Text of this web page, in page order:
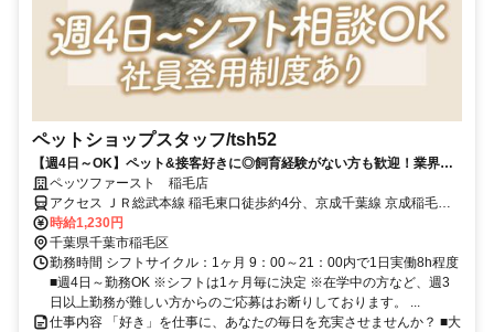
ペットショップスタッフ/tsh52
【週4日～OK】ペット&接客好きに◎飼育経験がない方も歓迎！業界大
手で正社員登用あり＊未経験スタートのスタッフ多数活躍中！
ペッツファースト 稲毛店
アクセス ＪＲ総武本線 稲毛東口徒歩約4分、京成千葉線 京成稲毛徒
歩約12分、京成千葉線 みどり台徒歩約23分
時給1,230円
千葉県千葉市稲毛区
勤務時間 シフトサイクル：1ヶ月 9：00～21：00内で1日実働8h程度
■週4日～勤務OK ※シフトは1ヶ月毎に決定 ※在学中の方など、週3
日以上勤務が難しい方からのご応募はお断りしております。 ...
仕事内容 「好き」を仕事に、あなたの毎日を充実させませんか？ ■大